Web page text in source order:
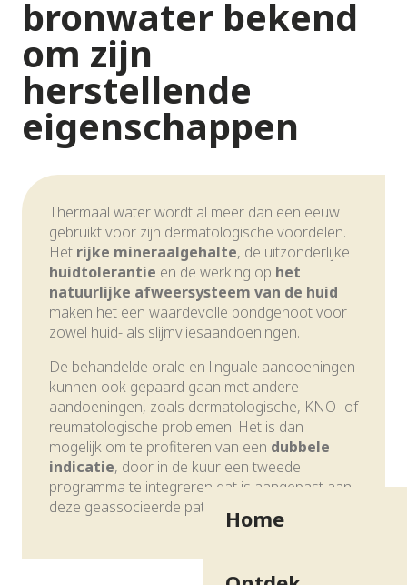
Home
bronwater bekend
om zijn
herstellende
eigenschappen
Thermaal water wordt al meer dan een eeuw
gebruikt voor zijn dermatologische voordelen.
Het rijke mineraalgehalte, de uitzonderlijke
huidtolerantie en de werking op het
natuurlijke afweersysteem van de huid
maken het een waardevolle bondgenoot voor
zowel huid- als slijmvliesaandoeningen.
De behandelde orale en linguale aandoeningen
kunnen ook gepaard gaan met andere
aandoeningen, zoals dermatologische, KNO- of
reumatologische problemen. Het is dan
mogelijk om te profiteren van een dubbele
indicatie, door in de kuur een tweede
programma te integreren dat is aangepast aan
deze geassocieerde pathologieën.